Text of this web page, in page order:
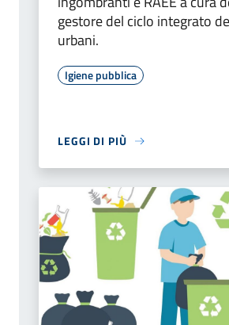
gestore del ciclo integrato
urbani.
Igiene pubblica
LEGGI DI PIÙ